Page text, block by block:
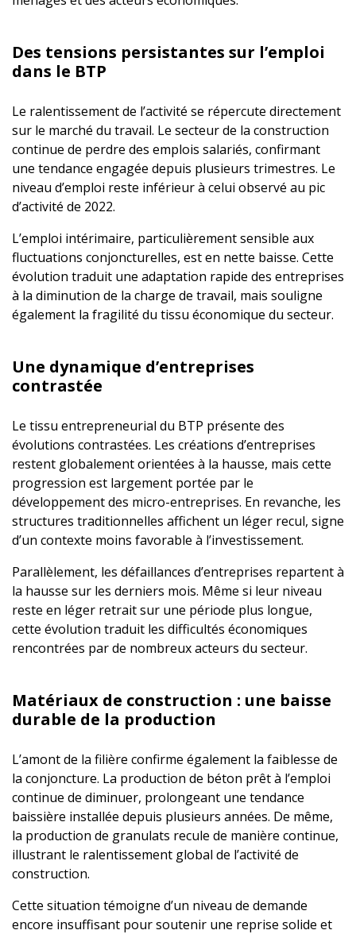
Des tensions persistantes sur l’emploi
dans le BTP
Le ralentissement de l’activité se répercute directement
sur le marché du travail. Le secteur de la construction
continue de perdre des emplois salariés, confirmant
une tendance engagée depuis plusieurs trimestres. Le
niveau d’emploi reste inférieur à celui observé au pic
d’activité de 2022.
L’emploi intérimaire, particulièrement sensible aux
fluctuations conjoncturelles, est en nette baisse. Cette
évolution traduit une adaptation rapide des entreprises
à la diminution de la charge de travail, mais souligne
également la fragilité du tissu économique du secteur.
Une dynamique d’entreprises
contrastée
Le tissu entrepreneurial du BTP présente des
évolutions contrastées. Les créations d’entreprises
restent globalement orientées à la hausse, mais cette
progression est largement portée par le
développement des micro-entreprises. En revanche, les
structures traditionnelles affichent un léger recul, signe
d’un contexte moins favorable à l’investissement.
Parallèlement, les défaillances d’entreprises repartent à
la hausse sur les derniers mois. Même si leur niveau
reste en léger retrait sur une période plus longue,
cette évolution traduit les difficultés économiques
rencontrées par de nombreux acteurs du secteur.
Matériaux de construction : une baisse
durable de la production
L’amont de la filière confirme également la faiblesse de
la conjoncture. La production de béton prêt à l’emploi
continue de diminuer, prolongeant une tendance
baissière installée depuis plusieurs années. De même,
la production de granulats recule de manière continue,
illustrant le ralentissement global de l’activité de
construction.
Cette situation témoigne d’un niveau de demande
encore insuffisant pour soutenir une reprise solide et